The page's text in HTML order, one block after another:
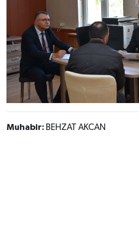
Muhabir: BEHZAT AKCAN